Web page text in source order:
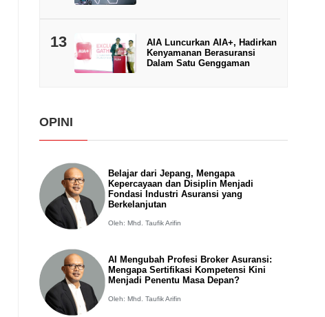
13
AIA Luncurkan AIA+, Hadirkan
Kenyamanan Berasuransi
Dalam Satu Genggaman
OPINI
Belajar dari Jepang, Mengapa
Kepercayaan dan Disiplin Menjadi
Fondasi Industri Asuransi yang
Berkelanjutan
Oleh: Mhd. Taufik Arifin
AI Mengubah Profesi Broker Asuransi:
Mengapa Sertifikasi Kompetensi Kini
Menjadi Penentu Masa Depan?
Oleh: Mhd. Taufik Arifin